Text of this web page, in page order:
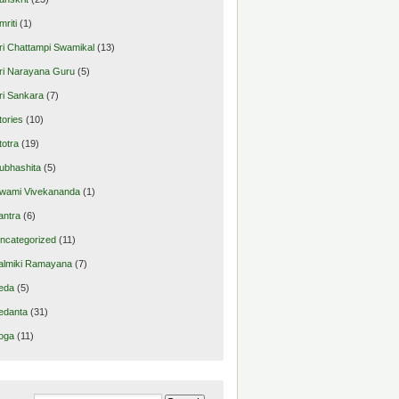
(1)
Chattampi Swamikal(13)
Narayana Guru(5)
Sankara(7)
(10)
(19)
(5)
Vivekananda(1)
(6)
(11)
Ramayana(7)
(5)
(31)
(11)